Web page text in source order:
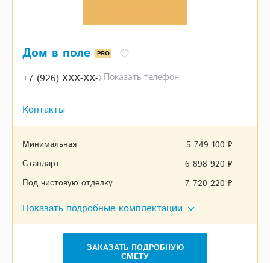
Дом в поле
+7 (926) XXX-XX-XXПоказать телефон
Контакты
Минимальная
5 749 100 ₽
Стандарт
6 898 920 ₽
Под чистовую отделку
7 720 220 ₽
Показать подробные комплектации
ЗАКАЗАТЬ ПОДРОБНУЮ
СМЕТУ